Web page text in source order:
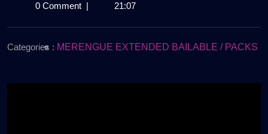
de
2025
MERENGUE
PACK
0 Comment | 21:07
Categories : MERENGUE EXTENDED BAILABLE / PACKS